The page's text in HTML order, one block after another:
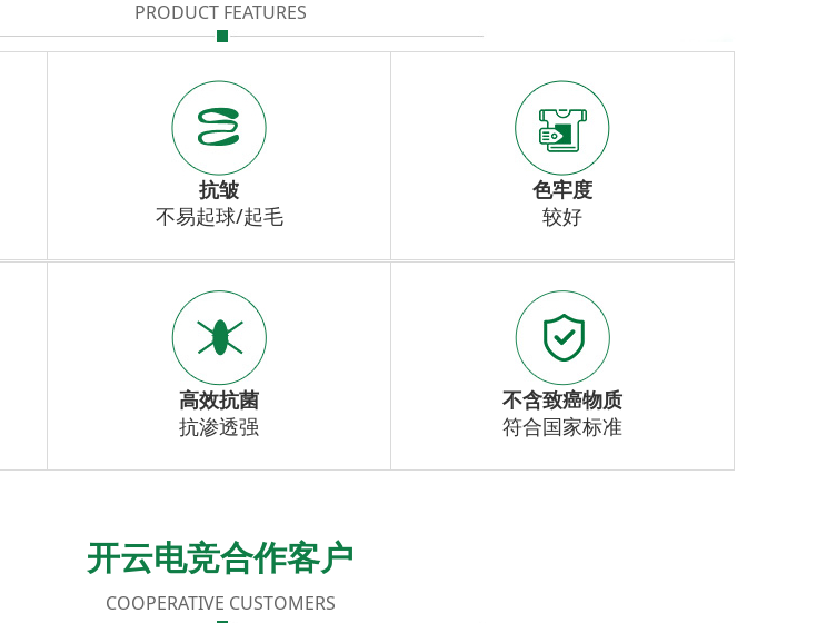
PRODUCT FEATURES
抗皱
不易起球/起毛
色牢度
较好
高效抗菌
抗渗透强
不含致癌物质
符合国家标准
开云电竞合作客户
COOPERATIVE CUSTOMERS